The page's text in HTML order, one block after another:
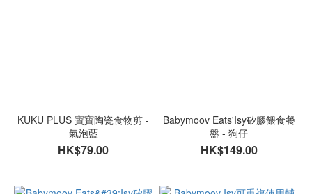
KUKU PLUS 寶寶陶瓷食物剪 -
氣泡藍
HK$79.00
Babymoov Eats'Isy矽膠餵食餐
盤 - 狗仔
HK$149.00